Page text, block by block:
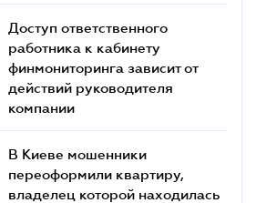
Доступ ответственного
работника к кабинету
финмониторинга зависит от
действий руководителя
компании
В Киеве мошенники
переоформили квартиру,
владелец которой находилась